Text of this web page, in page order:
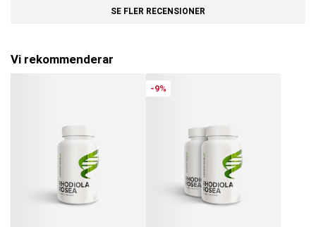
SE FLER RECENSIONER
Vi rekommenderar
-9%